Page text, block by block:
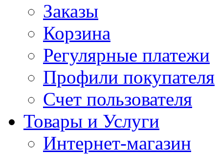
Заказы
Корзина
Регулярные платежи
Профили покупателя
Счет пользователя
Товары и Услуги
Интернет-магазин